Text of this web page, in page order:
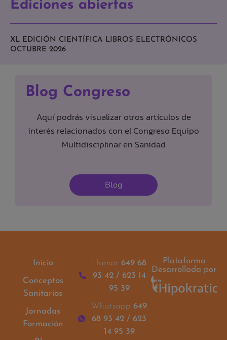
Ediciones abiertas
XL EDICIÓN CIENTÍFICA LIBROS ELECTRÓNICOS
OCTUBRE 2026
Blog Congreso
Aquí podrás visualizar otros artículos de
interés relacionados con el Congreso Equipo
Multidisciplinar en Sanidad
Blog
Inicio
Conceptos
Sanitarios
Jornadas
Formación
Llamar649 68
93 42 / 623 14
95 39
Whatsapp649
68 93 42 / 623
14 95 39
Plataforma
Desarrollada por